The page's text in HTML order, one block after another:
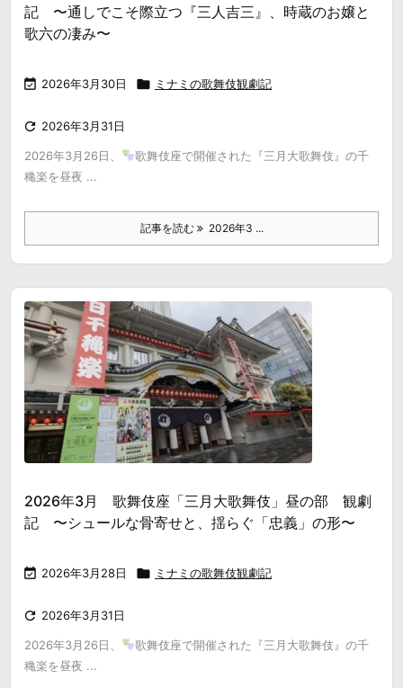
記 〜通しでこそ際立つ『三人吉三』、時蔵のお嬢と
歌六の凄み〜
 2026年3月30日  ミナミの歌舞伎観劇記
 2026年3月31日
2026年3月26日、
歌舞伎座で開催された『三月大歌舞伎』の千
穐楽を昼夜 ...
記事を読む 2026年3 ...
2026年3月 歌舞伎座「三月大歌舞伎」昼の部 観劇
記 〜シュールな骨寄せと、揺らぐ「忠義」の形〜
 2026年3月28日  ミナミの歌舞伎観劇記
 2026年3月31日
2026年3月26日、
歌舞伎座で開催された『三月大歌舞伎』の千
穐楽を昼夜 ...